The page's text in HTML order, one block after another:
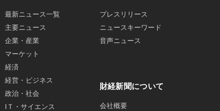
最新ニュース一覧
主要ニュース
企業・産業
マーケット
経済
経営・ビジネス
政治・社会
IＴ・サイエンス
プレスリリース
ニュースキーワード
音声ニュース
財経新聞について
会社概要